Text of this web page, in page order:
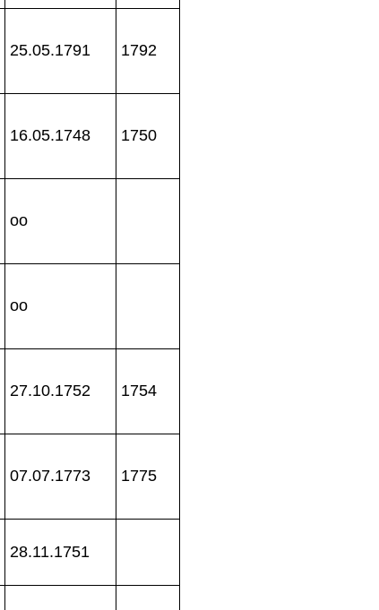
25.05.1791 1792
16.05.1748 1750
oo
oo
27.10.1752 1754
07.07.1773 1775
28.11.1751